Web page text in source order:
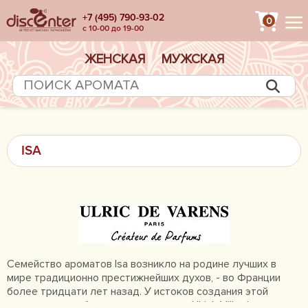
+7 (495) 790-93-02
с 10-00 до 19-00
0
ЖЕНСКАЯ МУЖСКАЯ
ISA
Семейство ароматов Isa возникло на родине лучших в
мире традиционно престижнейших духов, - во Франции
более тридцати лет назад. У истоков создания этой
империи волшебных ароматов стоял Ulrich Villard, -